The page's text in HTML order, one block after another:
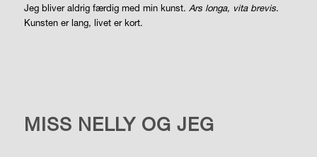
Jeg bliver aldrig færdig med min kunst. Ars longa, vita brevis.
Kunsten er lang, livet er kort.
MISS NELLY OG JEG